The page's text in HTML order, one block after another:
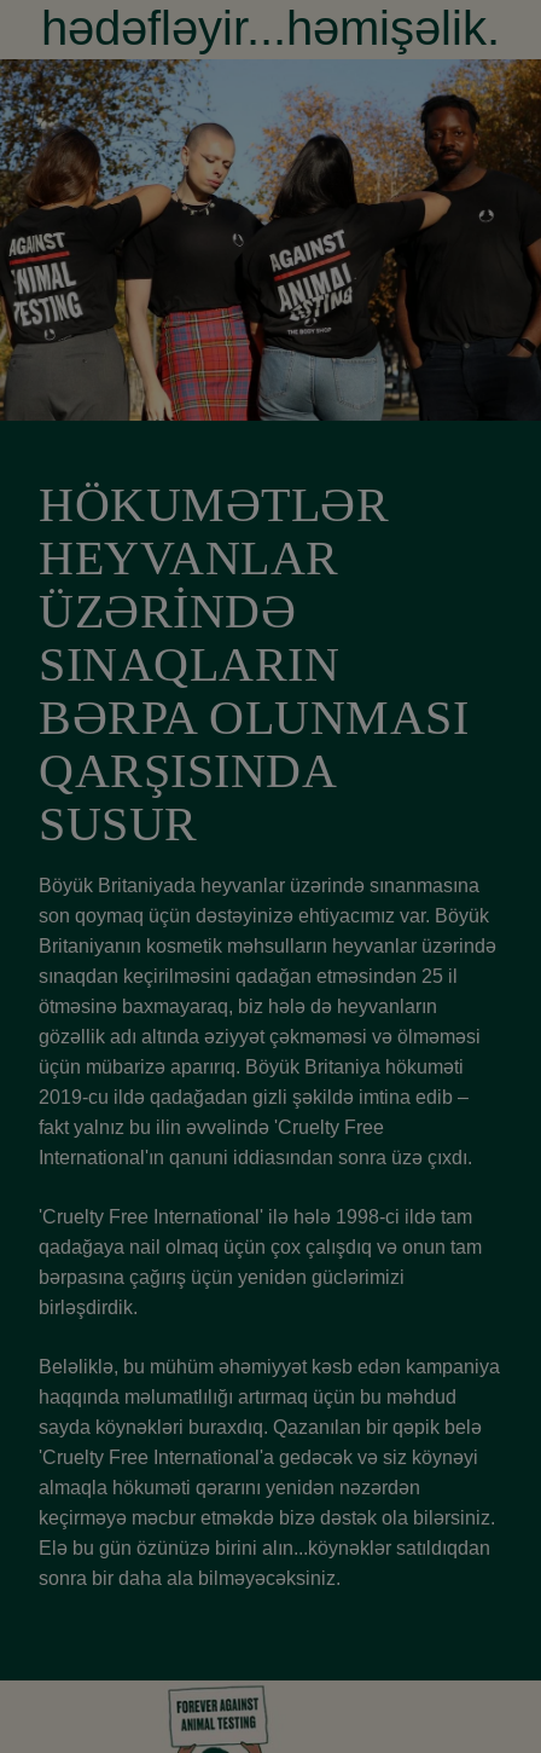
hədəfləyir...həmişəlik.
HÖKUMƏTLƏR
HEYVANLAR
ÜZƏRİNDƏ
SINAQLARIN
BƏRPA OLUNMASI
QARŞISINDA
SUSUR
Böyük Britaniyada heyvanlar üzərində sınanmasına
son qoymaq üçün dəstəyinizə ehtiyacımız var. Böyük
Britaniyanın kosmetik məhsulların heyvanlar üzərində
sınaqdan keçirilməsini qadağan etməsindən 25 il
ötməsinə baxmayaraq, biz hələ də heyvanların
gözəllik adı altında əziyyət çəkməməsi və ölməməsi
üçün mübarizə aparırıq. Böyük Britaniya hökuməti
2019-cu ildə qadağadan gizli şəkildə imtina edib –
fakt yalnız bu ilin əvvəlində 'Cruelty Free
International'ın qanuni iddiasından sonra üzə çıxdı.
'Cruelty Free International' ilə hələ 1998-ci ildə tam
qadağaya nail olmaq üçün çox çalışdıq və onun tam
bərpasına çağırış üçün yenidən güclərimizi
birləşdirdik.
Beləliklə, bu mühüm əhəmiyyət kəsb edən kampaniya
haqqında məlumatlılığı artırmaq üçün bu məhdud
sayda köynəkləri buraxdıq. Qazanılan bir qəpik belə
'Cruelty Free International'a gedəcək və siz köynəyi
almaqla hökuməti qərarını yenidən nəzərdən
keçirməyə məcbur etməkdə bizə dəstək ola bilərsiniz.
Elə bu gün özünüzə birini alın...köynəklər satıldıqdan
sonra bir daha ala bilməyəcəksiniz.